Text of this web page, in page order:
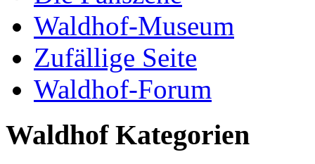
Waldhof-Museum
Zufällige Seite
Waldhof-Forum
Waldhof Kategorien